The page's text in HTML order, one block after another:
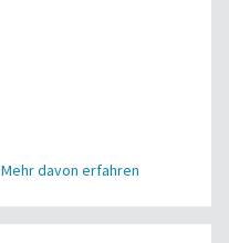
Mehr davon erfahren